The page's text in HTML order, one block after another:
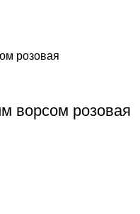
ворсом розовая